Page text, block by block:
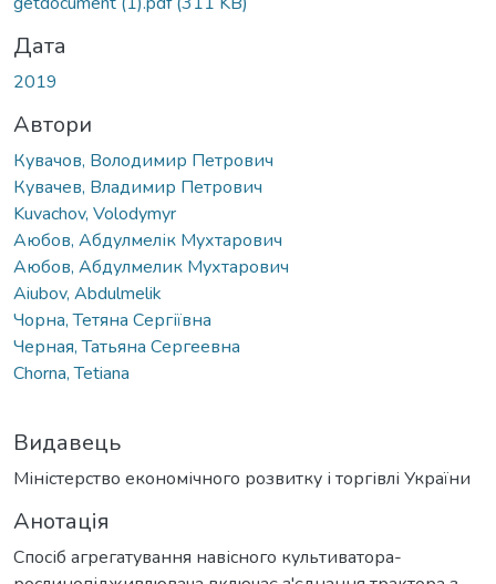
Дата
2019
Автори
Кувачов, Володимир Петрович
Кувачев, Владимир Петрович
Kuvachov, Volodymyr
Аюбов, Абдулмелік Мухтарович
Аюбов, Абдулмелик Мухтарович
Aiubov, Abdulmelik
Чорна, Тетяна Сергіївна
Черная, Татьяна Сергеевна
Chorna, Tetiana
Видавець
Міністерство економічного розвитку і торгівлі України
Анотація
Спосіб агрегатування навісного культиватора-